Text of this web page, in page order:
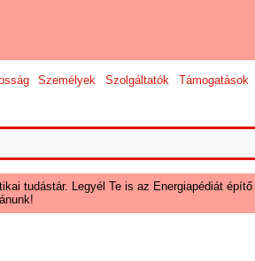
Személyek Szolgáltatók Támogatások
tudástár. Legyél Te is az Energiapédiát